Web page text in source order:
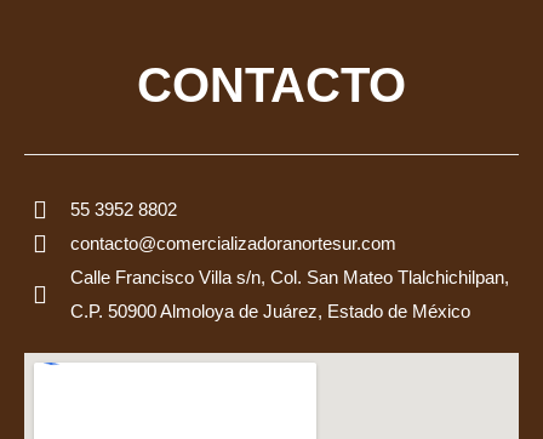
CONTACTO
55 3952 8802
contacto@comercializadoranortesur.com
Calle Francisco Villa s/n, Col. San Mateo Tlalchichilpan,
C.P. 50900 Almoloya de Juárez, Estado de México